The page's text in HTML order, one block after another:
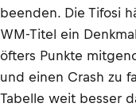
beenden. Die Tifosi
WM-Titel ein
öfters Punkte
und einen Crash zu
Tabelle weit besser